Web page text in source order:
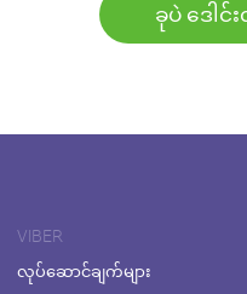
ခုပဲ ဒေါ
VIBER
လုပ်ဆောင်ချက်များ